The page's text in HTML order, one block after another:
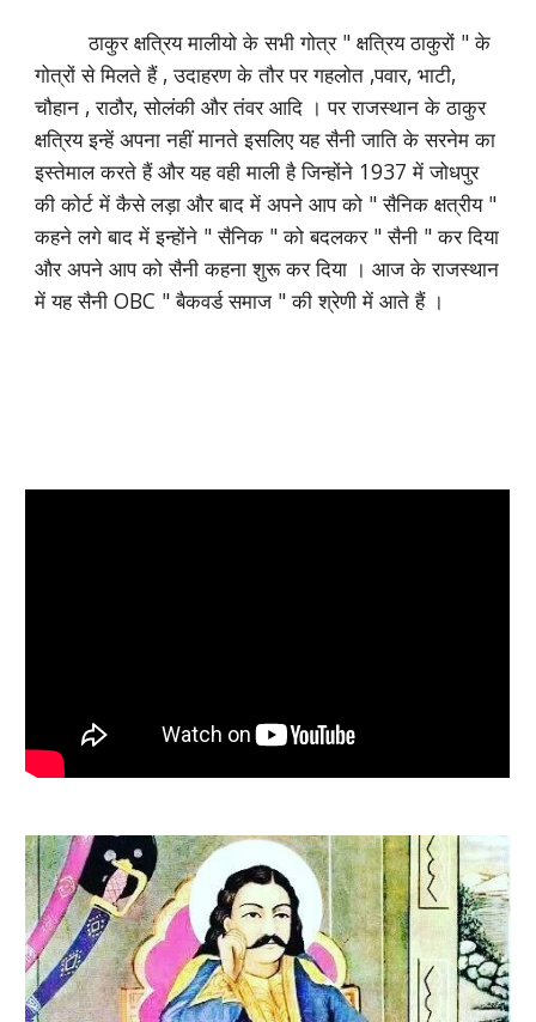
ठाकुर क्षत्रिय मालीयो के सभी गोत्र " क्षत्रिय ठाकुरों " के
गोत्रों से मिलते हैं , उदाहरण के तौर पर गहलोत ,पवार, भाटी,
चौहान , राठौर, सोलंकी और तंवर आदि । पर राजस्थान के ठाकुर
क्षत्रिय इन्हें अपना नहीं मानते इसलिए यह सैनी जाति के सरनेम का
इस्तेमाल करते हैं और यह वही माली है जिन्होंने 1937 में जोधपुर
की कोर्ट में कैसे लड़ा और बाद में अपने आप को " सैनिक क्षत्रीय "
कहने लगे बाद में इन्होंने " सैनिक " को बदलकर " सैनी " कर दिया
और अपने आप को सैनी कहना शुरू कर दिया । आज के राजस्थान
में यह सैनी OBC " बैकवर्ड समाज " की श्रेणी में आते हैं ।